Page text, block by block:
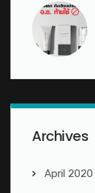
Archives
April 2020